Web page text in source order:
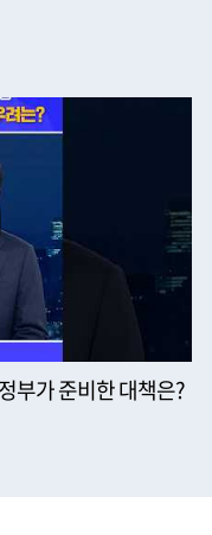
부가 준비한 대책은?